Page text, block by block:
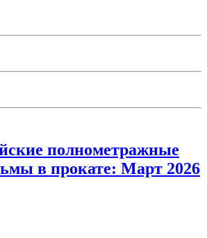
полнометражные
в прокате: Март 2026